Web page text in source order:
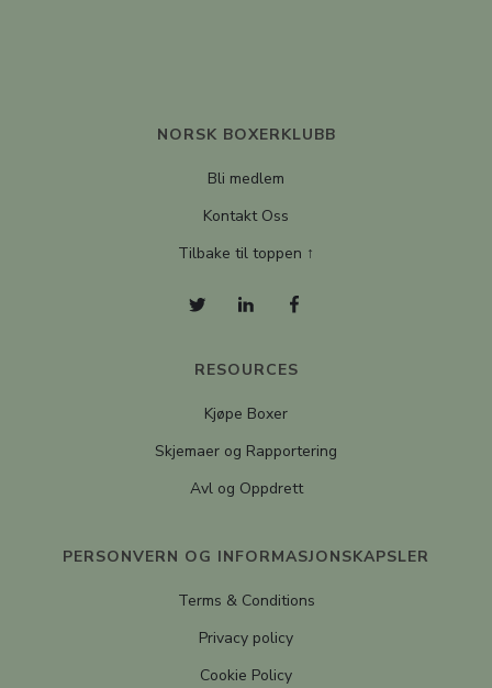
NORSK BOXERKLUBB
Bli medlem
Kontakt Oss
Tilbake til toppen ↑
RESOURCES
Kjøpe Boxer
Skjemaer og Rapportering
Avl og Oppdrett
PERSONVERN OG INFORMASJONSKAPSLER
Terms & Conditions
Privacy policy
Cookie Policy